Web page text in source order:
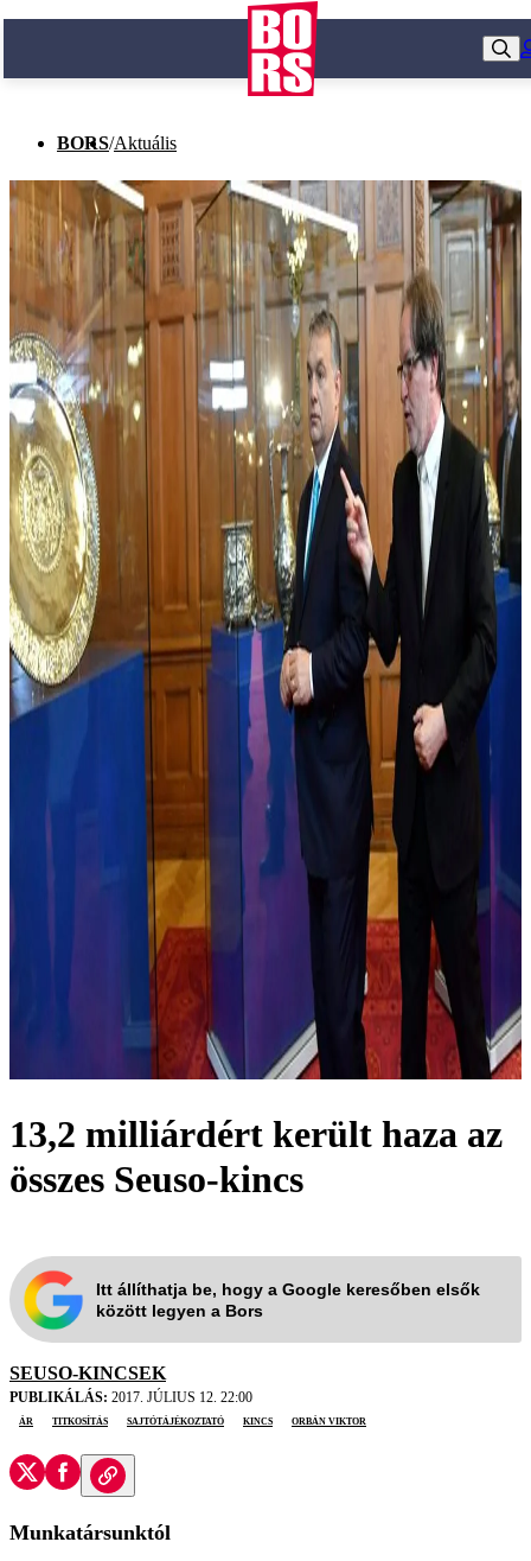
BORS/Aktuális
13,2 milliárdért került haza az
összes Seuso-kincs
Itt állíthatja be, hogy a Google keresőben elsők
között legyen a Bors
SEUSO-KINCSEK
PUBLIKÁLÁS: 2017. JÚLIUS 12. 22:00
ár
titkosítás sajtótájékoztató kincs Orbán Viktor
Munkatársunktól